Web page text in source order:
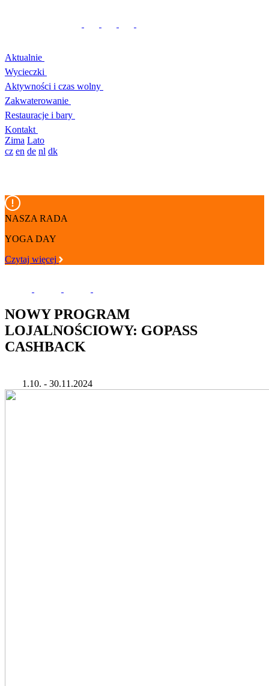
Aktualnie
Wycieczki
Aktywności i czas wolny
Zakwaterowanie
Restauracje i bary
Kontakt
Zima Lato
cz en de nl dk
NASZA RADA
YOGA DAY
Czytaj więcej
NOWY PROGRAM
LOJALNOŚCIOWY: GOPASS
CASHBACK
1.10. - 30.11.2024